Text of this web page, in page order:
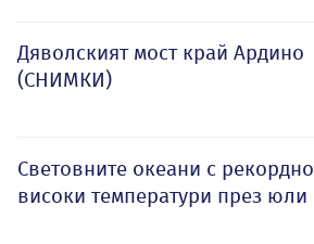
Дяволският мост край Ардино
(СНИМКИ)
Световните океани с рекордно
високи температури през юли